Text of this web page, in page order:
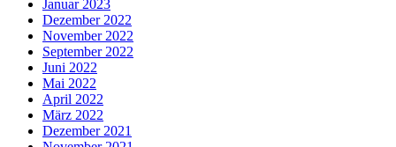
Januar 2023
Dezember 2022
November 2022
September 2022
Juni 2022
Mai 2022
April 2022
März 2022
Dezember 2021